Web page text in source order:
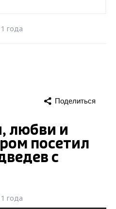
года
Поделиться
любви и
посетил
с
года